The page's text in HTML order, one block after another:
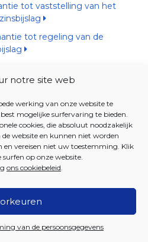
notre site web
werking van onze website te
mogelijke surfervaring te bieden.
cookies, die absoluut noodzakelijk
website en kunnen niet worden
en vereisen niet uw toestemming. Klik
op onze website.
ons cookiebeleid.
van de persoonsgegevens
tot vaststelling van het
tot regeling van de
2026 Iriscare